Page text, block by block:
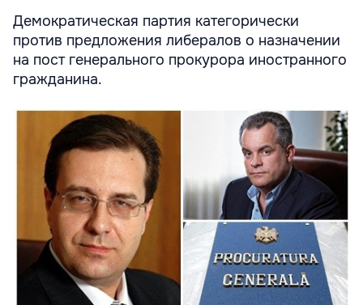
Демократическая партия категорически
против предложения либералов о назначении
на пост генерального прокурора иностранного
гражданина.